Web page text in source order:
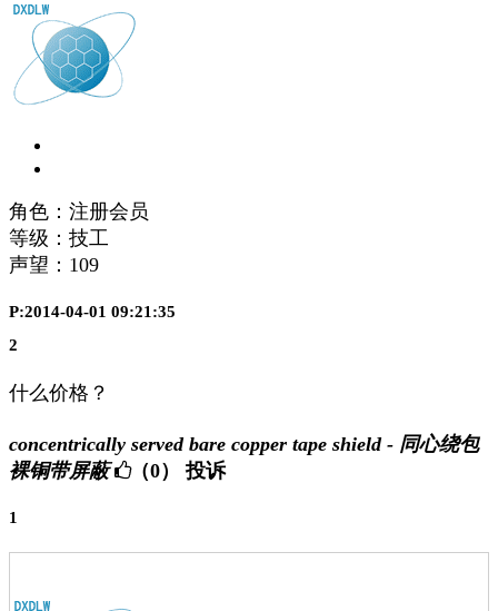
角色：注册会员
等级：技工
声望： 109
P:2014-04-01 09:21:35
2
什么价格？
concentrically served bare copper tape shield - 同心绕包
裸铜带屏蔽
（0） 投诉
1